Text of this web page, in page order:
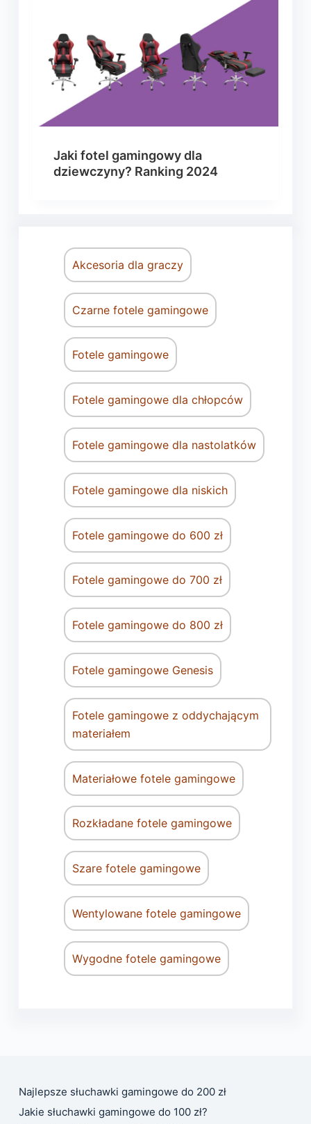
Jaki fotel gamingowy dla
dziewczyny? Ranking 2024
Akcesoria dla graczy
Czarne fotele gamingowe
Fotele gamingowe
Fotele gamingowe dla chłopców
Fotele gamingowe dla nastolatków
Fotele gamingowe dla niskich
Fotele gamingowe do 600 zł
Fotele gamingowe do 700 zł
Fotele gamingowe do 800 zł
Fotele gamingowe Genesis
Fotele gamingowe z oddychającym
materiałem
Materiałowe fotele gamingowe
Rozkładane fotele gamingowe
Szare fotele gamingowe
Wentylowane fotele gamingowe
Wygodne fotele gamingowe
Najlepsze słuchawki gamingowe do 200 zł
Jakie słuchawki gamingowe do 100 zł?